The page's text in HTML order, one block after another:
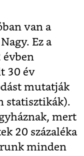
van a
Ez a
30 év
mutatják
statisztikák).
mert
20 százaléka
minden